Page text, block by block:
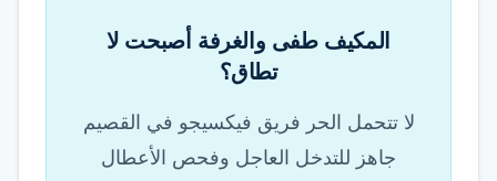
المكيف طفى والغرفة أصبحت لا
تطاق؟
لا تتحمل الحر فريق فيكسيجو في القصيم
جاهز للتدخل العاجل وفحص الأعطال